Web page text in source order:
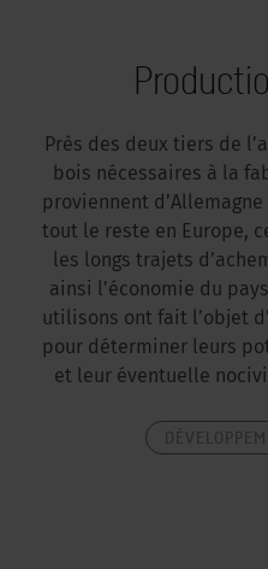
Près des deux tiers de
bois nécessaires à la
proviennent
tout le reste en Europe,
les longs trajets
ainsi l’économie du
utilisons ont fait l’objet
pour déterminer leurs
et leur éventuelle